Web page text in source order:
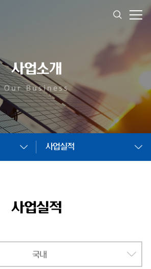
사업소개
Our Business
사업실적
사업실적
국내